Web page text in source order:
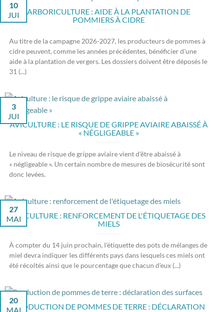
ARBORICULTURE : AIDE À LA PLANTATION DE
POMMIERS À CIDRE
10
JUI
Au titre de la campagne 2026-2027, les producteurs de pommes à
cidre peuvent, comme les années précédentes, bénéficier d'une
aide à la plantation de vergers. Les dossiers doivent être déposés le
31 (...)
AVICULTURE : LE RISQUE DE GRIPPE AVIAIRE ABAISSÉ À
« NÉGLIGEABLE »
3
JUI
Le niveau de risque de grippe aviaire vient d'être abaissé à
« négligeable ». Un certain nombre de mesures de biosécurité sont
donc levées.
APICULTURE : RENFORCEMENT DE L'ÉTIQUETAGE DES
MIELS
27
MAI
À compter du 14 juin prochain, l'étiquette des pots de mélanges de
miel devra indiquer les différents pays dans lesquels ces miels ont
été récoltés ainsi que le pourcentage que chacun d'eux (...)
PRODUCTION DE POMMES DE TERRE : DÉCLARATION
20
MAI